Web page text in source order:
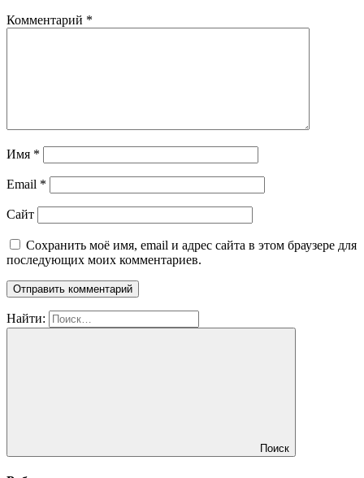
Комментарий *
Имя *
Email *
Сайт
Сохранить моё имя, email и адрес сайта в этом браузере для
последующих моих комментариев.
Найти:
Поиск